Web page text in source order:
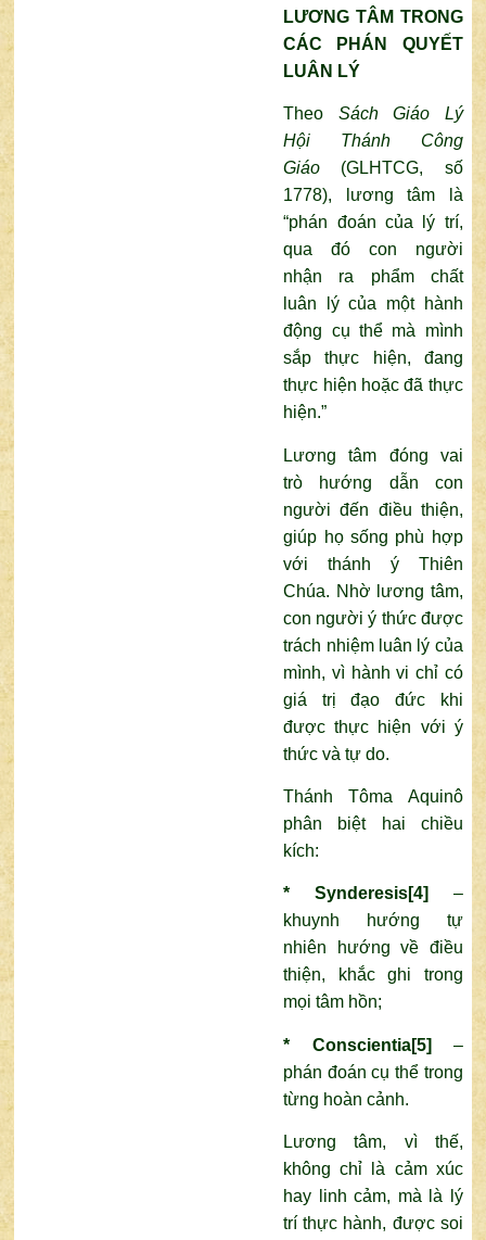
LƯƠNG TÂM TRONG
CÁC PHÁN QUYẾT
LUÂN LÝ
Theo Sách Giáo
Lý
Hội Thánh Công
Giáo (GLHTCG, số
1778), lương tâm là
“phán đoán của lý trí,
qua đó con người
nhận ra phẩm chất
luân lý của một hành
động cụ thể mà mình
sắp thực hiện, đang
thực hiện hoặc đã thực
hiện.”
Lương tâm đóng vai
trò hướng dẫn con
người đến điều thiện,
giúp họ sống phù hợp
với thánh ý Thiên
Chúa. Nhờ lương tâm,
con người ý thức được
trách nhiệm luân lý của
mình, vì hành vi chỉ có
giá trị đạo đức khi
được thực hiện với ý
thức và tự do.
Thánh Tôma Aquinô
phân biệt hai chiều
kích:
* Synderesis[4]
–
khuynh hướng tự
nhiên hướng về điều
thiện, khắc ghi trong
mọi tâm hồn;
* Conscientia[5] –
phán đoán cụ thể trong
từng hoàn cảnh.
Lương tâm, vì thế,
không chỉ là cảm xúc
hay linh cảm, mà là lý
trí thực hành, được soi